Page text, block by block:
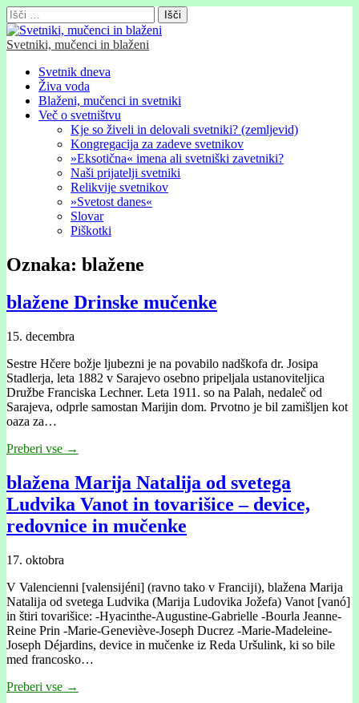
Išči:
Svetniki, mučenci in blaženi
Glavni
meni
Skip
content
Svetnik dneva
Živa voda
Blaženi, mučenci in svetniki
Več o svetništvu
Kje so živeli in delovali svetniki? (zemljevid)
Kongregacija za zadeve svetnikov
»Eksotična« imena ali svetniški zavetniki?
Naši prijatelji svetniki
Relikvije svetnikov
»Svetost danes«
Slovar
Piškotki
Oznaka: blažene
blažene Drinske mučenke
15. decembra
Sestre Hčere božje ljubezni je na povabilo nadškofa dr. Josipa
Stadlerja, leta 1882 v Sarajevo osebno pripeljala ustanoviteljica
Družbe Franciska Lechner. Leta 1911. so na Palah, nedaleč od
Sarajeva, odprle samostan Marijin dom. Prvotno je bil zamišljen kot
oaza za…
Preberi vse →
blažena Marĳa Natalĳa od svetega
Ludvika Vanot in tovarišice – device,
redovnice in mučenke
17. oktobra
V Valencienni [valensĳéni] (ravno tako v Francĳi), blažena Marĳa
Natalĳa od svetega Ludvika (Marĳa Ludovika Jožefa) Vanot [vanó]
in štiri tovarišice: -Hyacinthe-Augustine-Gabrielle -Bourla Jeanne-
Reine Prin -Marie-Geneviève-Joseph Ducrez -Marie-Madeleine-
Joseph Déjardins, device in mučenke iz Reda Uršulink, ki so bile
med francosko…
Preberi vse →